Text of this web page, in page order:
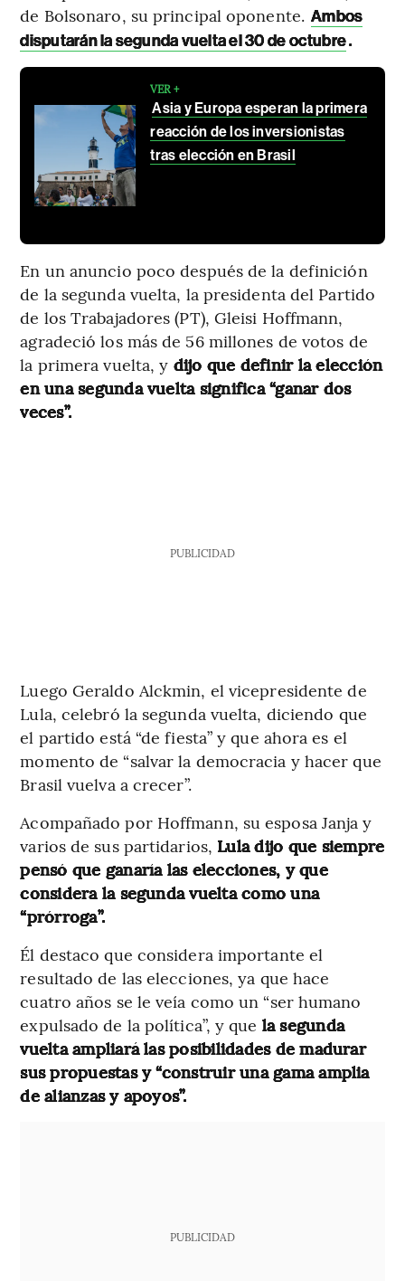
de Bolsonaro, su principal oponente. Ambos
disputarán la segunda vuelta el 30 de octubre.
VER +
Asia y Europa esperan la primera
reacción de los inversionistas
tras elección en Brasil
En un anuncio poco después de la definición
de la segunda vuelta, la presidenta del Partido
de los Trabajadores (PT), Gleisi Hoffmann,
agradeció los más de 56 millones de votos de
la primera vuelta, y dijo que definir la elección
en una segunda vuelta significa “ganar dos
veces”.
PUBLICIDAD
Luego Geraldo Alckmin, el vicepresidente de
Lula, celebró la segunda vuelta, diciendo que
el partido está “de fiesta” y que ahora es el
momento de “salvar la democracia y hacer que
Brasil vuelva a crecer”.
Acompañado por Hoffmann, su esposa Janja y
varios de sus partidarios, Lula dijo que siempre
pensó que ganaría las elecciones, y que
considera la segunda vuelta como una
“prórroga”.
Él destaco que considera importante el
resultado de las elecciones, ya que hace
cuatro años se le veía como un “ser humano
expulsado de la política”, y que la segunda
vuelta ampliará las posibilidades de madurar
sus propuestas y “construir una gama amplia
de alianzas y apoyos”.
PUBLICIDAD